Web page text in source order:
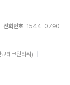
전화번호 1544-0790
테크원타워)